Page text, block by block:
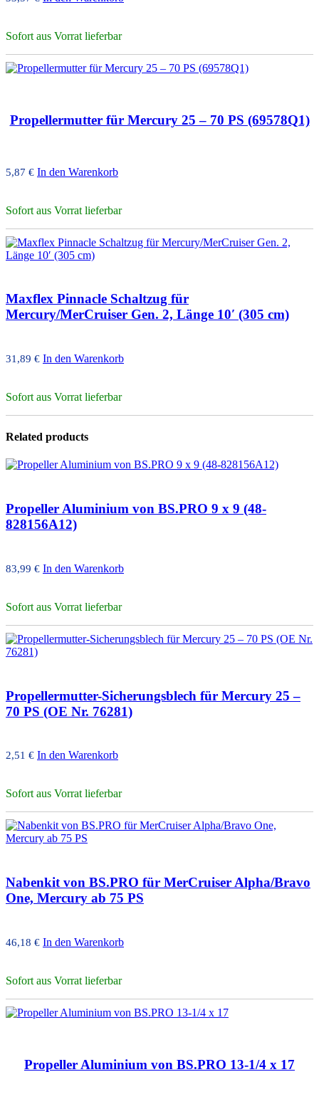
Sofort aus Vorrat lieferbar
Propellermutter für Mercury 25 – 70 PS (69578Q1)
5,87 € In den Warenkorb
Sofort aus Vorrat lieferbar
Maxflex Pinnacle Schaltzug für
Mercury/MerCruiser Gen. 2, Länge 10′ (305 cm)
31,89 € In den Warenkorb
Sofort aus Vorrat lieferbar
Related products
Propeller Aluminium von BS.PRO 9 x 9 (48-
828156A12)
83,99 € In den Warenkorb
Sofort aus Vorrat lieferbar
Propellermutter-Sicherungsblech für Mercury 25 –
70 PS (OE Nr. 76281)
2,51 € In den Warenkorb
Sofort aus Vorrat lieferbar
Nabenkit von BS.PRO für MerCruiser Alpha/Bravo
One, Mercury ab 75 PS
46,18 € In den Warenkorb
Sofort aus Vorrat lieferbar
Propeller Aluminium von BS.PRO 13-1/4 x 17